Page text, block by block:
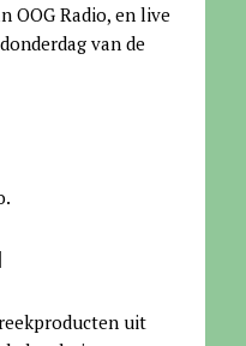
OOG Radio, en live
van de
uit